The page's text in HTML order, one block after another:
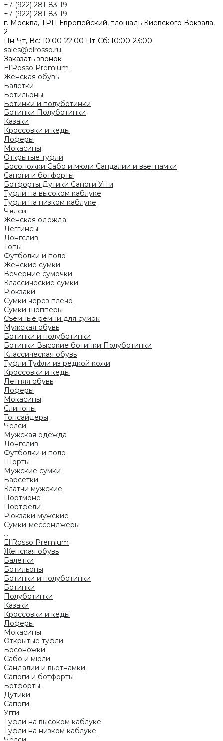
+7 (922) 281-83-19
+7 (922) 281-83-19
г. Москва, ТРЦ Европейский, площадь Киевского Вокзала,
2
Пн-Чт, Вс: 10:00-22:00 Пт-Сб: 10:00-23:00
sales@elrosso.ru
Заказать звонок
El’Rosso Premium
Женская обувь
Балетки
Ботильоны
Ботинки и полуботинки
Ботинки Полуботинки
Казаки
Кроссовки и кеды
Лоферы
Мокасины
Открытые туфли
Босоножки Сабо и мюли Сандалии и вьетнамки
Сапоги и ботфорты
Ботфорты Дутики Сапоги Угги
Туфли на высоком каблуке
Туфли на низком каблуке
Челси
Женская одежда
Леггинсы
Лонгслив
Топы
Футболки и поло
Женские сумки
Вечерние сумочки
Классические сумки
Рюкзаки
Сумки через плечо
Сумки-шопперы
Съемные ремни для сумок
Мужская обувь
Ботинки и полуботинки
Ботинки Высокие ботинки Полуботинки
Классическая обувь
Туфли Туфли из редкой кожи
Кроссовки и кеды
Летняя обувь
Лоферы
Мокасины
Слипоны
Топсайдеры
Челси
Мужская одежда
Лонгслив
Футболки и поло
Шорты
Мужские сумки
Барсетки
Клатчи мужские
Портмоне
Портфели
Рюкзаки мужские
Сумки-мессенджеры
...
El’Rosso Premium
Женская обувь
Балетки
Ботильоны
Ботинки и полуботинки
Ботинки
Полуботинки
Казаки
Кроссовки и кеды
Лоферы
Мокасины
Открытые туфли
Босоножки
Сабо и мюли
Сандалии и вьетнамки
Сапоги и ботфорты
Ботфорты
Дутики
Сапоги
Угги
Туфли на высоком каблуке
Туфли на низком каблуке